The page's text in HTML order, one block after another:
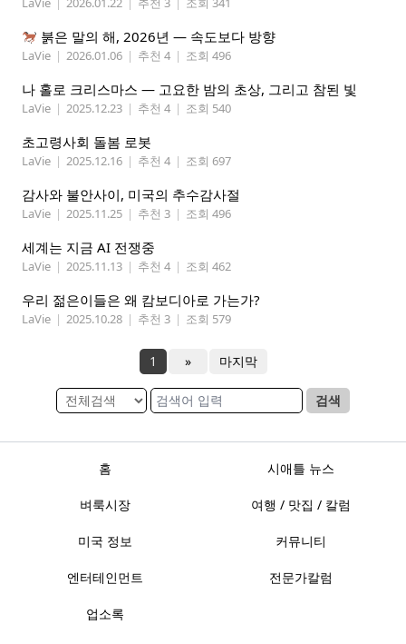
붉은 말의 해, 2026년 — 속도보다 방향
LaVie | 2026.01.06 | 추천 4 | 조회 496
나 홀로 크리스마스 — 고요한 밤의 초상, 그리고 참된 빛
LaVie | 2025.12.23 | 추천 4 | 조회 540
초고령사회 돌봄 로봇
LaVie | 2025.12.16 | 추천 4 | 조회 697
감사와 불안사이, 미국의 추수감사절
LaVie | 2025.11.25 | 추천 3 | 조회 496
세계는 지금 AI 전쟁중
LaVie | 2025.11.13 | 추천 4 | 조회 462
우리 젊은이들은 왜 캄보디아로 가는가?
LaVie | 2025.10.28 | 추천 3 | 조회 579
1 » 마지막
검색
홈 시애틀 뉴스
벼룩시장 여행 / 맛집 / 칼럼
미국 정보 커뮤니티
엔터테인먼트 전문가칼럼
업소록